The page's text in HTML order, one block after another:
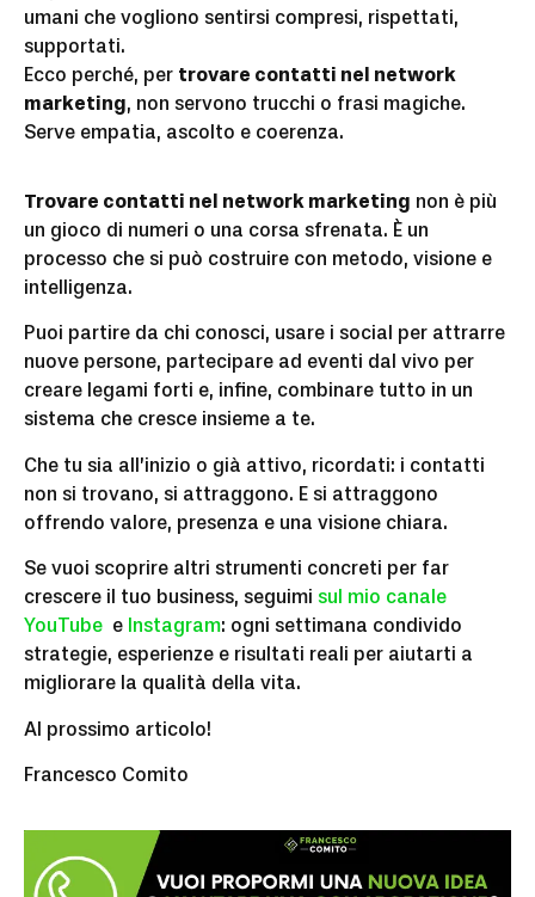
umani che vogliono sentirsi compresi, rispettati,
supportati.
Ecco perché, per trovare contatti nel network
marketing, non servono trucchi o frasi magiche.
Serve empatia, ascolto e coerenza.
Trovare contatti nel network marketing non è più
un gioco di numeri o una corsa sfrenata. È un
processo che si può costruire con metodo, visione e
intelligenza.
Puoi partire da chi conosci, usare i social per attrarre
nuove persone, partecipare ad eventi dal vivo per
creare legami forti e, infine, combinare tutto in un
sistema che cresce insieme a te.
Che tu sia all’inizio o già attivo, ricordati: i contatti
non si trovano, si attraggono. E si attraggono
offrendo valore, presenza e una visione chiara.
Se vuoi scoprire altri strumenti concreti per far
crescere il tuo business, seguimi sul mio canale
YouTube e Instagram: ogni settimana condivido
strategie, esperienze e risultati reali per aiutarti a
migliorare la qualità della vita.
Al prossimo articolo!
Francesco Comito